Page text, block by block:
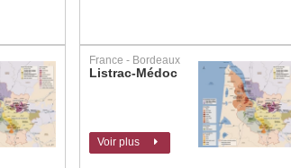
France - Bordeaux
Listrac-Médoc
Voir plus